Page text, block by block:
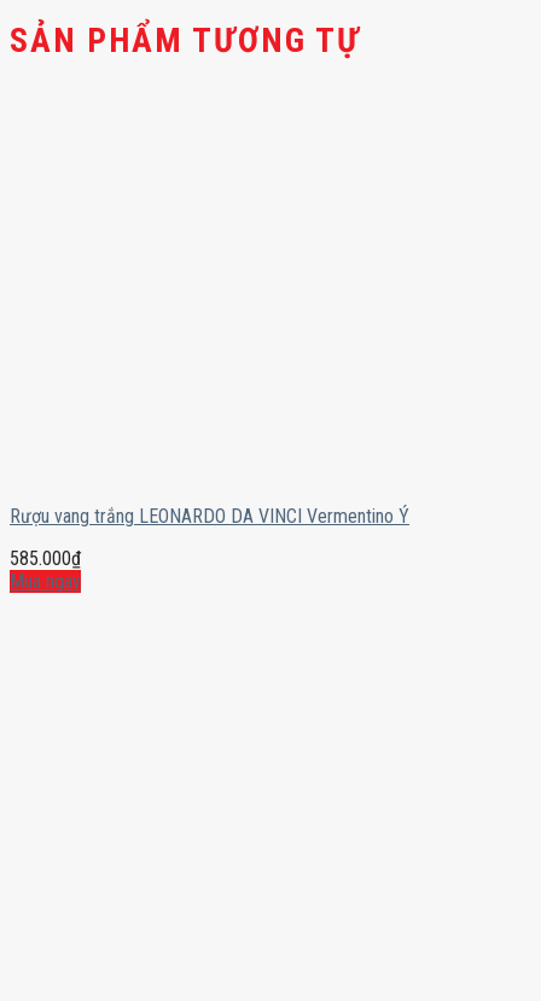
SẢN PHẨM TƯƠNG TỰ
Rượu vang trắng LEONARDO DA VINCI Vermentino Ý
585.000₫
Mua ngay